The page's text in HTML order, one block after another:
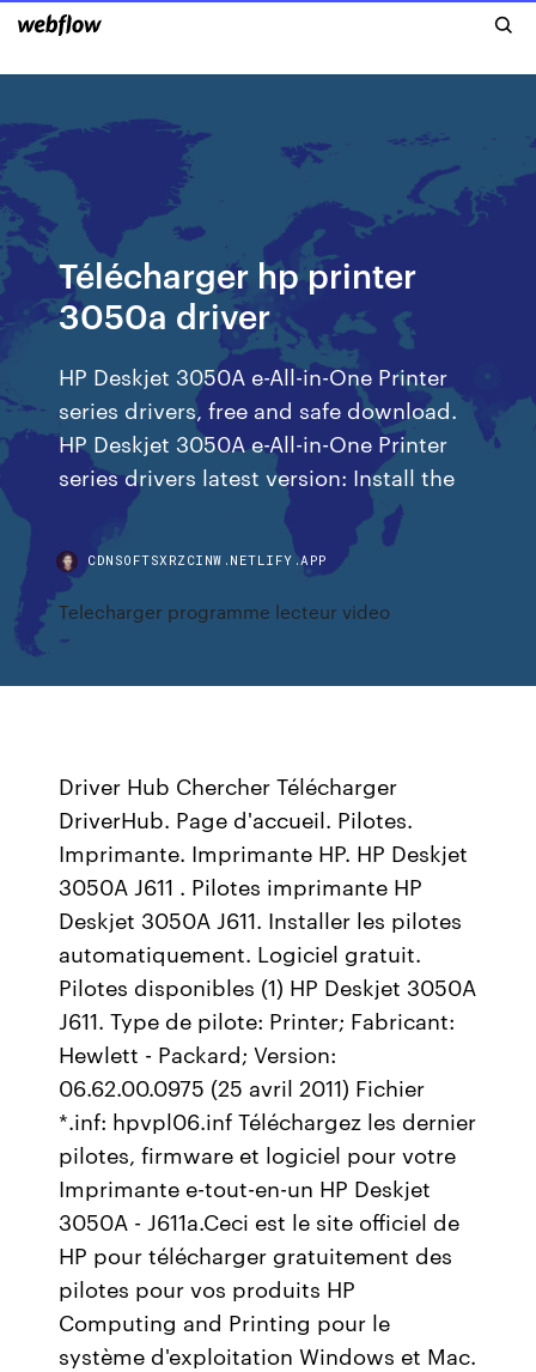
Télécharger hp printer
3050a driver
HP Deskjet 3050A e-All-in-One Printer
series drivers, free and safe download.
HP Deskjet 3050A e-All-in-One Printer
series drivers latest version: Install the
CDNSOFTSXRZCINW.NETLIFY.APP
Telecharger programme lecteur video
Driver Hub Chercher Télécharger
DriverHub. Page d'accueil. Pilotes.
Imprimante. Imprimante HP. HP Deskjet
3050A J611 . Pilotes imprimante HP
Deskjet 3050A J611. Installer les pilotes
automatiquement. Logiciel gratuit.
Pilotes disponibles (1) HP Deskjet 3050A
J611. Type de pilote: Printer; Fabricant:
Hewlett - Packard; Version:
06.62.00.0975 (25 avril 2011) Fichier
*.inf: hpvpl06.inf Téléchargez les dernier
pilotes, firmware et logiciel pour votre
Imprimante e-tout-en-un HP Deskjet
3050A - J611a.Ceci est le site officiel de
HP pour télécharger gratuitement des
pilotes pour vos produits HP
Computing and Printing pour le
système d'exploitation Windows et Mac.